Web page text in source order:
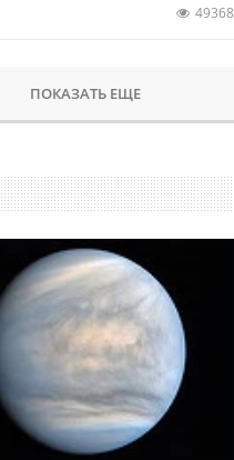
49368
ПОКАЗАТЬ ЕЩЕ